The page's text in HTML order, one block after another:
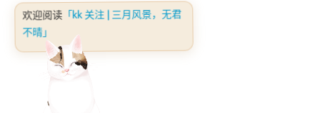
欢迎阅读 「kk 关注 | 三月风景，无君
不晴」